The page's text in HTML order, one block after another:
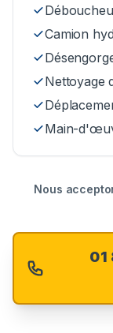
Camion
Nettoyage
Main-
Nous
01